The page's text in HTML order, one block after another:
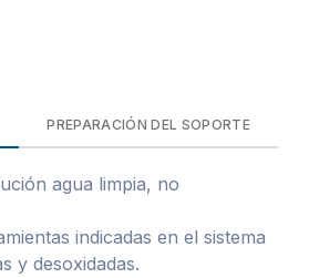
PREPARACIÓN DEL SOPORTE
agua limpia, no
indicadas en el sistema
y desoxidadas.